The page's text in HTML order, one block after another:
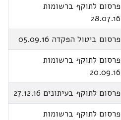
פרסום לתוקף ברשומות
28.07.16
פרסום ביטול הפקדה 05.09.16
פרסום לתוקף ברשומות
20.09.16
פרסום לתוקף בעיתונים 27.12.16
פרסום לתוקף ברשומות